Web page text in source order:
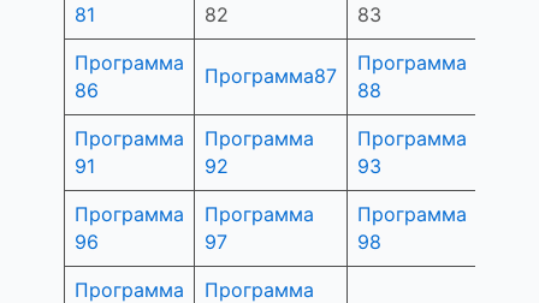
81
82
83
Программа
86
Программа87
Программа
88
Программа
91
Программа
92
Программа
93
Программа
96
Программа
97
Программа
98
Программа
Программа